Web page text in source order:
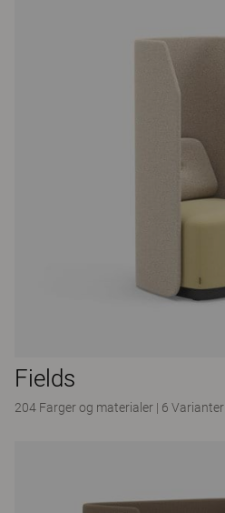
Fields
204 Farger og materialer | 6 Varianter